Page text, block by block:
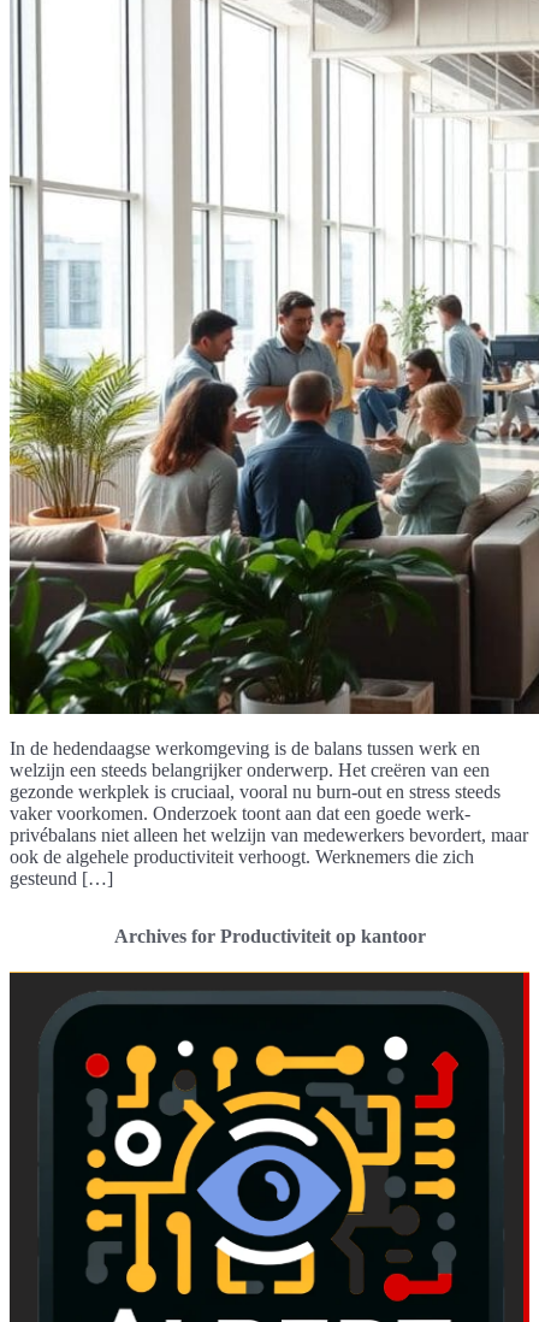
In de hedendaagse werkomgeving is de balans tussen werk en
welzijn een steeds belangrijker onderwerp. Het creëren van een
gezonde werkplek is cruciaal, vooral nu burn-out en stress steeds
vaker voorkomen. Onderzoek toont aan dat een goede werk-
privébalans niet alleen het welzijn van medewerkers bevordert, maar
ook de algehele productiviteit verhoogt. Werknemers die zich
gesteund […]
Archives for Productiviteit op kantoor